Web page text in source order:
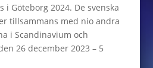
i Göteborg 2024. De svenska
tillsammans med nio andra
i Scandinavium och
26 december 2023 – 5